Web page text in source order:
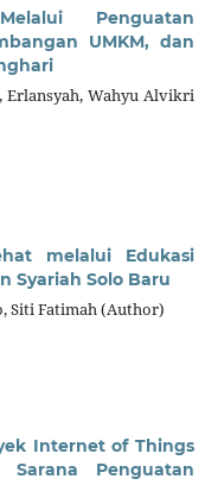
Penguatan
UMKM, dan
Erlansyah, Wahyu Alvikri
melalui Edukasi
Syariah Solo Baru
Siti Fatimah (Author)
Internet of Things
Sarana Penguatan